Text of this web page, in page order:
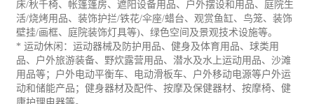
床/秋千椅、帐篷篷房、遮阳设备用品、
户外摆设和用品、庭院生
活/烧烤用品、 装饰护拦/铁花/伞座/蜡台、观赏鱼缸、鸟笼、 装饰
壁挂/画框、庭院装饰灯具等)、绿色空间及景观技术设施等。
* 运动休闲：运动器械及防护用品、健身及体育用品、 球类用
品、
户外旅游装备、野炊露营用品、 潜水及水上运动用品、沙滩
用品等；
户外电动平衡车、电动滑板车、户外移动电源等户外运
动和储能产品；健身器材及配件、按摩及保健器材、 按摩椅、健